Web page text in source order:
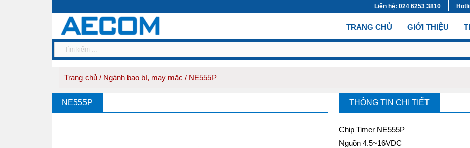
Liên hệ: 024 6253 3810
TRANG CHỦ (CURRENT)
GIỚI THIỆU
Trang chủ / Ngành bao bì, may mặc / NE555P
NE555P THÔNG TIN CHI TIẾT
Chip Timer NE555P
Nguồn 4.5~16VDC